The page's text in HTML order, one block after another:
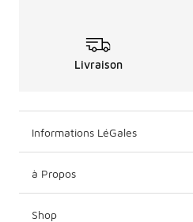
Livraison
Informations LéGales
à Propos
Shop